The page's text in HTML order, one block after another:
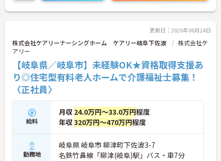
更新日：2026年06月24日
株式会社ケアリーナーシングホーム ケアリー岐阜下佐波
株式会社ケ
アリー
【岐阜県／岐阜市】未経験OK★資格取得支援あ
り◎住宅型有料老人ホームで介護福祉士募集！
〈正社員〉
給料
月収 24.0万円～33.0万円程度
年収320万円～470万円程度
勤務地
岐阜県 岐阜市 柳津町下佐波3-7
名鉄竹鼻線「柳津(岐阜)駅」バス・車7分